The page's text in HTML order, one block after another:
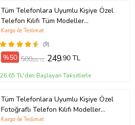
Tüm Telefonlara Uyumlu Kişiye Özel
Telefon Kılıfı Tüm Modeller
Açıklamada
(9)
Kargo ile Teslimat
%50 500,00 TL 249,90 TL
26,65 TL'den Başlayan Taksitlerle
Tüm Telefonlara Uyumlu Kişiye Özel
Fotoğraflı Telefon Kılıfı Modeller
Açıklamada
Kargo ile Teslimat